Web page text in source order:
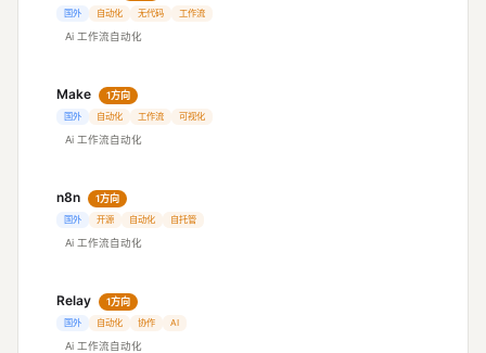
国外 自动化 无代码 工作流
Ai 工作流自动化
Make 1方向
国外 自动化 工作流 可视化
Ai 工作流自动化
n8n 1方向
国外 开源 自动化 自托管
Ai 工作流自动化
Relay 1方向
国外 自动化 协作 AI
Ai 工作流自动化